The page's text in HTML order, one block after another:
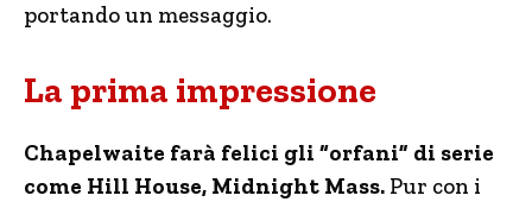
portando un messaggio.
La prima impressione
Chapelwaite farà felici gli “orfani” di serie
come Hill House, Midnight Mass. Pur con i